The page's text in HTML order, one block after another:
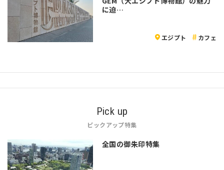
に迫…
エジプト カフェ
Pick up
ピックアップ特集
全国の御朱印特集